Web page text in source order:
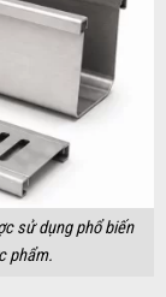
sử dụng phổ biến
phẩm.